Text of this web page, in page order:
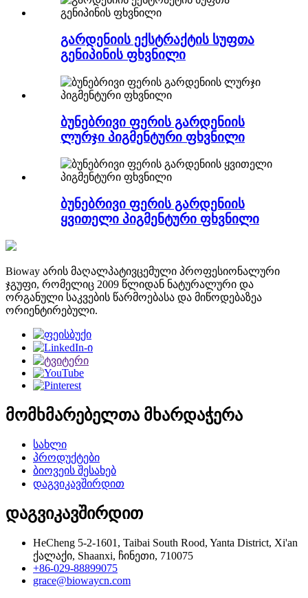
გარდენიის ექსტრაქტის სუფთა
გენიპინის ფხვნილი
ბუნებრივი ფერის გარდენიის
ლურჯი პიგმენტური ფხვნილი
ბუნებრივი ფერის გარდენიის
ყვითელი პიგმენტური ფხვნილი
Bioway არის მაღალპატივცემული პროფესიონალური
ჯგუფი, რომელიც 2009 წლიდან ნატურალური და
ორგანული საკვების წარმოებასა და მიწოდებაზეა
ორიენტირებული.
მომხმარებელთა მხარდაჭერა
სახლი
პროდუქტები
ბიოვეის შესახებ
დაგვიკავშირდით
დაგვიკავშირდით
HeCheng 5-2-1601, Taibai South Rood, Yanta District, Xi'an
ქალაქი, Shaanxi, ჩინეთი, 710075
+86-029-88899075
grace@biowaycn.com